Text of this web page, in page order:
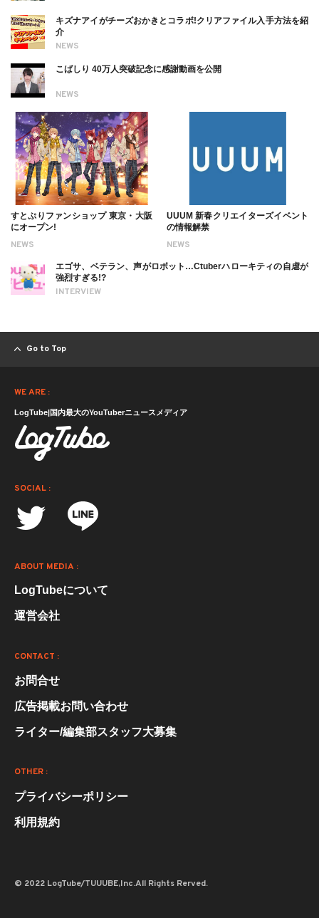
NEWS
キズナアイがチーズおかきとコラボ!クリアファイル入手方法を紹
介
NEWS
こばしり 40万人突破記念に感謝動画を公開
NEWS
すとぷりファンショップ 東京・大阪
にオープン!
NEWS
UUUM 新春クリエイターズイベント
の情報解禁
INTERVIEW
エゴサ、ベテラン、声がロボット…Ctuberハローキティの自虐が
強烈すぎる!?
Go to Top
WE ARE :
LogTube|国内最大のYouTuberニュースメディア
SOCIAL :
ABOUT MEDIA :
LogTubeについて
運営会社
CONTACT :
お問合せ
広告掲載お問い合わせ
ライター/編集部スタッフ大募集
OTHER :
プライバシーポリシー
利用規約
© 2022 LogTube/TUUUBE,Inc.All Rights Rerved.